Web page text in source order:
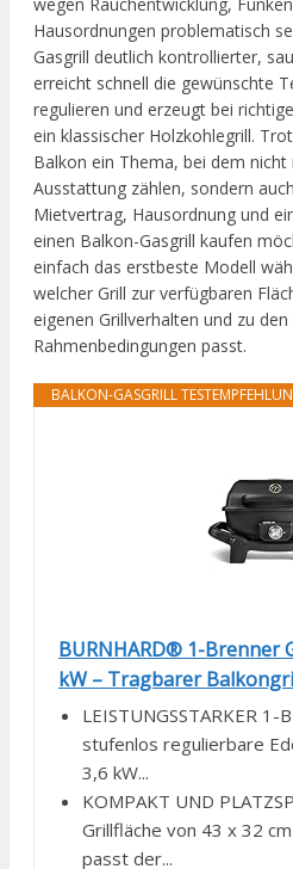
Hausordnungen problematisch
Gasgrill deutlich kontrollierter,
erreicht schnell die gewünschte
regulieren und erzeugt bei
ein klassischer Holzkohlegrill.
Balkon ein Thema, bei dem
Ausstattung zählen, sondern
Mietvertrag, Hausordnung und
einen Balkon-Gasgrill kaufen
einfach das erstbeste Modell
welcher Grill zur verfügbaren
eigenen Grillverhalten und zu
Rahmenbedingungen passt.
BALKON-GASGRILL
BURNHARD® 1-Brenner
kW – Tragbarer
LEISTUNGSSTARKER 1-
stufenlos regulierbare
3,6 kW...
KOMPAKT UND
Grillfläche von 43 x 32
passt der...